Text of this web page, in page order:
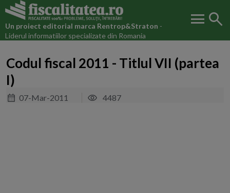
Un proiect editorial marca Rentrop&Straton -
Liderul informatiilor specializate din Romania
menu search
Codul fiscal 2011 - Titlul VII (partea
I)
07-Mar-2011 4487